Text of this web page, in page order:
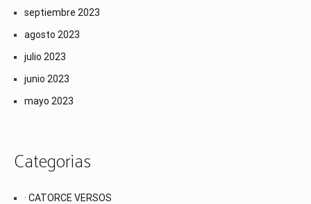
septiembre 2023
agosto 2023
julio 2023
junio 2023
mayo 2023
Categorias
· CATORCE VERSOS